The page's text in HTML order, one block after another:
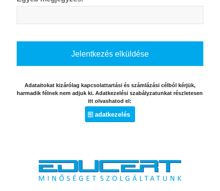
Adataitokat kizárólag kapcsolattartási és számlázási célból kérjük,
harmadik félnek nem adjuk ki. Adatkezelési szabályzatunkat részletesen
itt olvashatod el:
adatkezelés